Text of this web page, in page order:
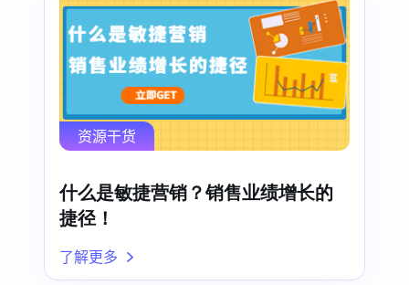
资源干货
什么是敏捷营销？销售业绩增长的
捷径！
了解更多